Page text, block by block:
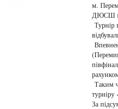
м.
ДЮСШ
Турнір
Таким
За